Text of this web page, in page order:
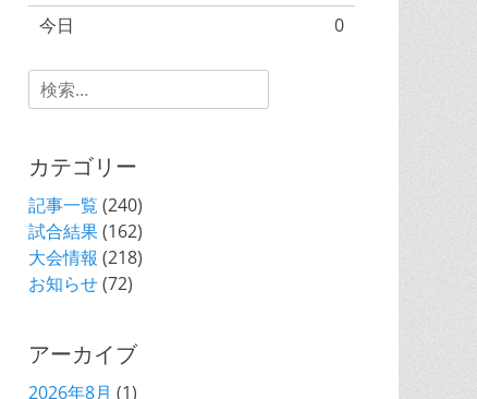
今日
0
Search
for:
カテゴリー
記事一覧 (240)
試合結果(162)
大会情報 (218)
お知らせ(72)
アーカイブ
2026年8月 (1)